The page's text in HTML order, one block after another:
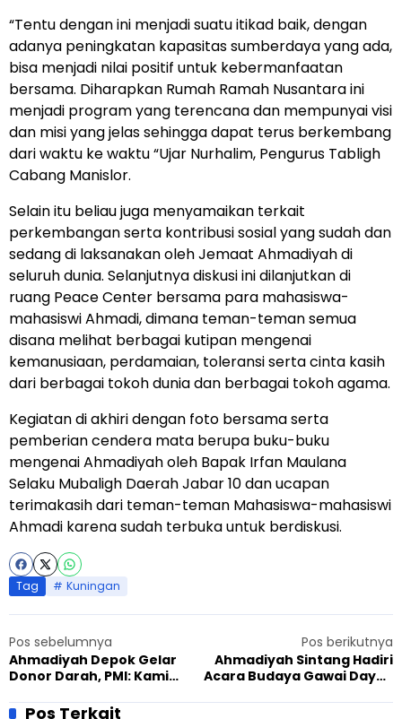
“Tentu dengan ini menjadi suatu itikad baik, dengan
adanya peningkatan kapasitas sumberdaya yang ada,
bisa menjadi nilai positif untuk kebermanfaatan
bersama. Diharapkan Rumah Ramah Nusantara ini
menjadi program yang terencana dan mempunyai visi
dan misi yang jelas sehingga dapat terus berkembang
dari waktu ke waktu “Ujar Nurhalim, Pengurus Tabligh
Cabang Manislor.
Selain itu beliau juga menyamaikan terkait
perkembangan serta kontribusi sosial yang sudah dan
sedang di laksanakan oleh Jemaat Ahmadiyah di
seluruh dunia. Selanjutnya diskusi ini dilanjutkan di
ruang Peace Center bersama para mahasiswa-
mahasiswi Ahmadi, dimana teman-teman semua
disana melihat berbagai kutipan mengenai
kemanusiaan, perdamaian, toleransi serta cinta kasih
dari berbagai tokoh dunia dan berbagai tokoh agama.
Kegiatan di akhiri dengan foto bersama serta
pemberian cendera mata berupa buku-buku
mengenai Ahmadiyah oleh Bapak Irfan Maulana
Selaku Mubaligh Daerah Jabar 10 dan ucapan
terimakasih dari teman-teman Mahasiswa-mahasiswi
Ahmadi karena sudah terbuka untuk berdiskusi.
Tag Kuningan
Pos sebelumnya
Ahmadiyah Depok Gelar
Donor Darah, PMI: Kami
Masjid Ini
Pos berikutnya
Ahmadiyah Sintang Hadiri
Acara Budaya Gawai Dayak
Pos Terkait